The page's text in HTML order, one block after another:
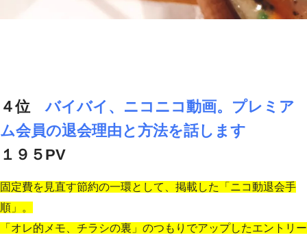
４位バイバイ、ニコニコ動画。プレミア
ム会員の退会理由と方法を話します
１９５PV
固定費を見直す節約の一環として、掲載した「ニコ動退会手
順」。
「オレ的メモ、チラシの裏」のつもりでアップしたエントリー